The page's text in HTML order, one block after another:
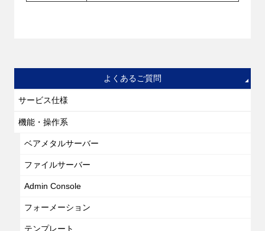
よくあるご質問
サービス仕様
機能・操作系
ベアメタルサーバー
ファイルサーバー
Admin Console
フォーメーション
テンプレート